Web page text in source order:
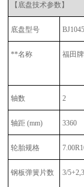
【底盘技术参数】
底盘型号
**名称 福田牌
轴数 2
轴距 (mm) 3360
轮胎规格
钢板弹簧片数 3/